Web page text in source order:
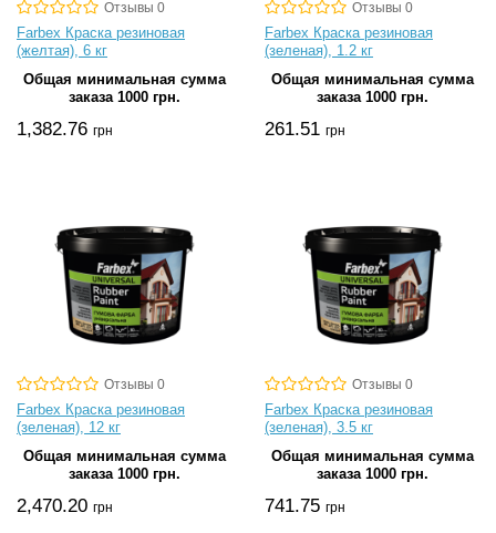
Отзывы 0
Farbex Краска резиновая
(желтая), 6 кг
Общая минимальная сумма
заказа 1000 грн.
1,382.76 грн
Отзывы 0
Farbex Краска резиновая
(зеленая), 1.2 кг
Общая минимальная сумма
заказа 1000 грн.
261.51 грн
Отзывы 0
Farbex Краска резиновая
(зеленая), 12 кг
Общая минимальная сумма
заказа 1000 грн.
2,470.20 грн
Отзывы 0
Farbex Краска резиновая
(зеленая), 3.5 кг
Общая минимальная сумма
заказа 1000 грн.
741.75 грн